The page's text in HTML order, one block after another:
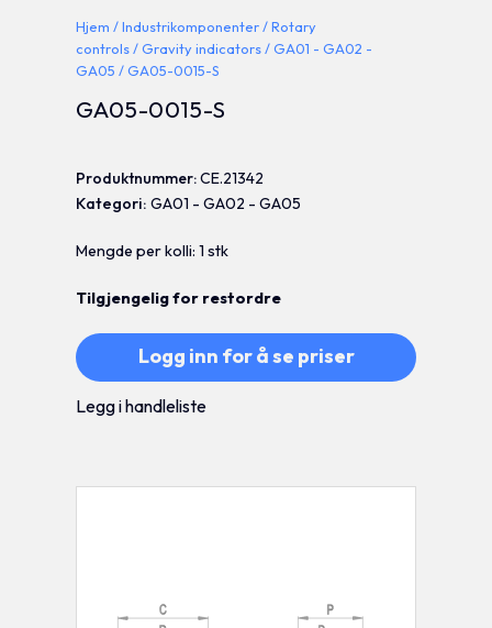
Hjem /Industrikomponenter/Rotary
controls/Gravity indicators/GA01 - GA02 -
GA05 / GA05-0015-S
GA05-0015-S
Produktnummer:CE.21342
Kategori:GA01 - GA02 - GA05
Mengde per kolli: 1 stk
Tilgjengelig for restordre
Logg inn for å se priser
Legg i handleliste